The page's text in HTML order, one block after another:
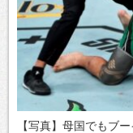
【写真】母国でもブ